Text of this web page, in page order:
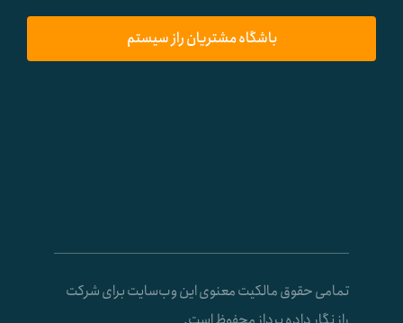
باشگاه مشتریان راز سیستم
تمامی حقوق مالکیت معنوی این وب‌سایت برای شرکت